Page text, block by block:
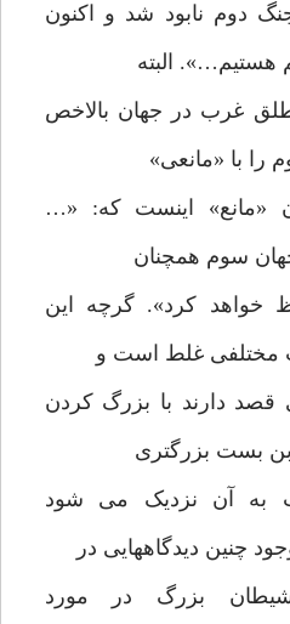
دوم نابود شد و اکنون
البته
غرب در جهان بالاخص
با «مانعی»
«مانع» اینست که: «…
سوم همچنان
خواهد کرد». گرچه این
مختلفی غلط است و
قصد دارند با بزرگ کردن
بست بزرگتری
به آن نزدیک می شود
چنین دیدگاههایی در
شیطان بزرگ در مورد